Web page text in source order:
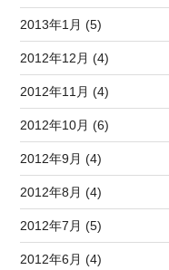
2013年1月 (5)
2012年12月 (4)
2012年11月 (4)
2012年10月 (6)
2012年9月 (4)
2012年8月 (4)
2012年7月 (5)
2012年6月 (4)